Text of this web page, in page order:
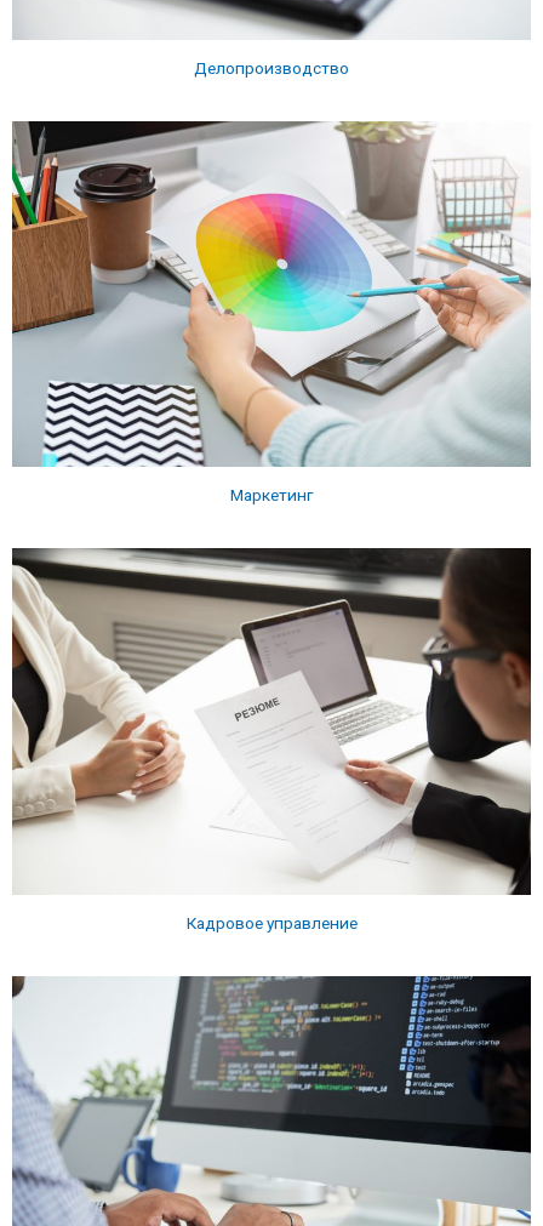
Делопроизводство
Маркетинг
Кадровое управление